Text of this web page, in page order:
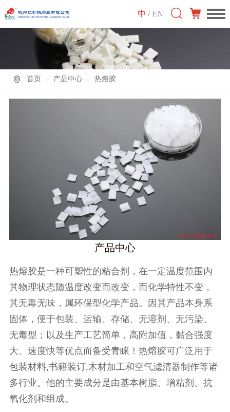
中 / EN
首页 产品中心 热熔胶
产品中心
热熔胶是一种可塑性的粘合剂，在一定温度范围内
其物理状态随温度改变而改变，而化学特性不变，
其无毒无味，属环保型化学产品。因其产品本身系
固体，便于包装、运输、存储、无溶剂、无污染、
无毒型；以及生产工艺简单，高附加值，黏合强度
大、速度快等优点而备受青睐！热熔胶可广泛用于
包装材料,书籍装订,木材加工和空气滤清器制作等诸
多行业。他的主要成分是由基本树脂、增粘剂、抗
氧化剂和组成。